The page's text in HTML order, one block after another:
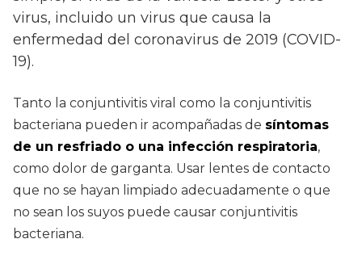
virus, incluido un virus que causa la
enfermedad del coronavirus de 2019 (COVID-
19).
Tanto la conjuntivitis viral como la conjuntivitis
bacteriana pueden ir acompañadas de síntomas
de un resfriado o una infección respiratoria,
como dolor de garganta. Usar lentes de contacto
que no se hayan limpiado adecuadamente o que
no sean los suyos puede causar conjuntivitis
bacteriana.